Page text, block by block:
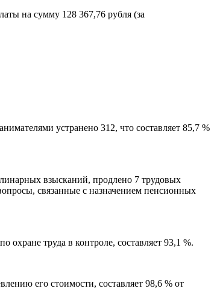
на сумму 128 367,76 рубля (за
устранено 312, что составляет 85,7 %
взысканий, продлено 7 трудовых
связанные с назначением пенсионных
охране труда в контроле, составляет 93,1 %.
его стоимости, составляет 98,6 % от